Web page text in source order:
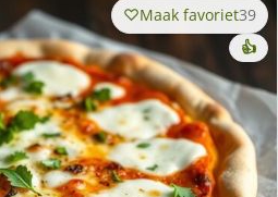
Maak favoriet39
👍